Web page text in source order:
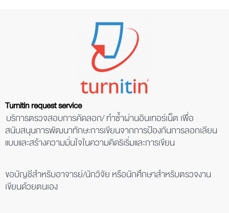
Turnitin request service
บริการตรวจสอบการคัดลอก/ ทำซ้ำผ่านอินเทอร์เน็ต เพื่อ
สนับสนุนการพัฒนาทักษะการเขียนจากการป้องกันการลอกเลียน
แบบและสร้างความมั่นใจในความคิดริเริ่มและการเขียน
ขอบัญชีสำหรับอาจารย์/นักวิจัย หรือนักศึกษาสำหรับตรวจงาน
เขียน ด้วยตนเอง